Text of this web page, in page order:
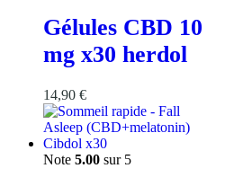
Gélules CBD 10
mg x30 herdol
14,90 €
Note 5.00 sur 5